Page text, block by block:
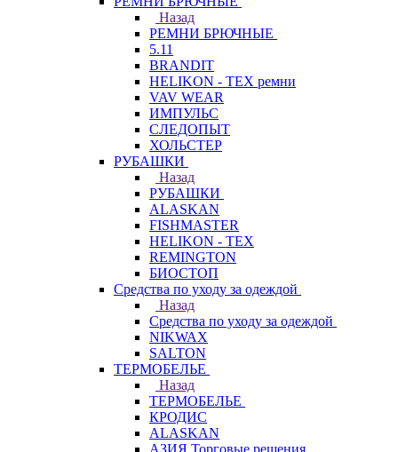
Назад
РЕМНИ БРЮЧНЫЕ
5.11
BRANDIT
HELIKON - TEX ремни
VAV WEAR
ИМПУЛЬС
СЛЕДОПЫТ
ХОЛЬСТЕР
РУБАШКИ
Назад
РУБАШКИ
ALASKAN
FISHMASTER
HELIKON - TEX
REMINGTON
БИОСТОП
Средства по уходу за одеждой
Назад
Средства по уходу за одеждой
NIKWAX
SALTON
ТЕРМОБЕЛЬЕ
Назад
ТЕРМОБЕЛЬЕ
КРОДИС
ALASKAN
АЗИЯ Торговые решения